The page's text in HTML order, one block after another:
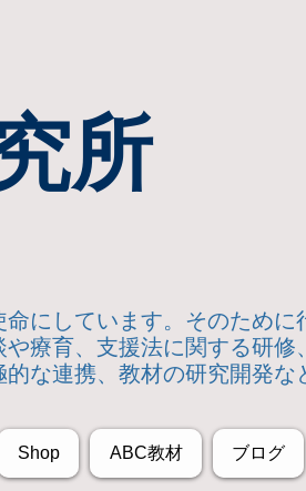
所
にしています。そのために
療育、支援法に関する研修
な連携、教材の研究開発な
Shop ABC教材 ブログ